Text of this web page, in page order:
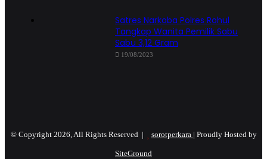
Satres Narkoba Polres Rohul
Tangkap Wanita Pemilik Sabu
Sabu 3,12 Gram
19/08/2023
© Copyright 2026, All Rights Reserved | sorotperkara | Proudly Hosted by
SiteGround